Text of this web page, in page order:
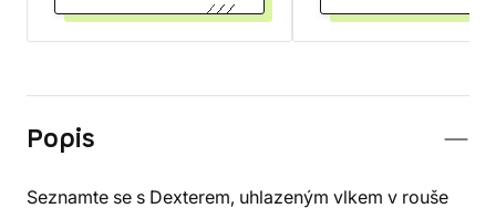
Popis
Seznamte se s Dexterem, uhlazeným vlkem v rouše